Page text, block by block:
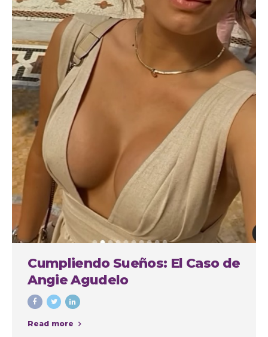
Cumpliendo Sueños: El Caso de
Angie Agudelo
Read more